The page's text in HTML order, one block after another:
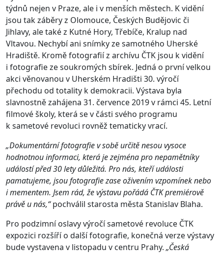
týdnů nejen v Praze, ale i v menších městech. K vidění
jsou tak záběry z Olomouce, Českých Budějovic či
Jihlavy, ale také z Kutné Hory, Třebíče, Kralup nad
Vltavou. Nechybí ani snímky ze samotného Uherské
Hradiště. Kromě fotografií z archívu ČTK jsou k vidění
i fotografie ze soukromých sbírek. Jedná o první velkou
akci věnovanou v Uherském Hradišti 30. výročí
přechodu od totality k demokracii. Výstava byla
slavnostně zahájena 31. července 2019 v rámci 45. Letní
filmové školy, která se v části svého programu
k sametové revoluci rovněž tematicky vrací.
„Dokumentární fotografie v sobě určitě nesou vysoce
hodnotnou informaci, která je zejména pro nepamětníky
událostí před 30 lety důležitá. Pro nás, kteří události
pamatujeme, jsou fotografie zase oživením vzpomínek nebo
i mementem. Jsem rád, že výstavu pořádá ČTK premiérově
právě u nás,“pochválil starosta města Stanislav Blaha.
Pro podzimní oslavy výročí sametové revoluce ČTK
expozici rozšíří o další fotografie, konečná verze výstavy
bude vystavena v listopadu v centru Prahy. „Česká